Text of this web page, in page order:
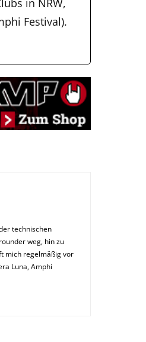
in NRW,
Festival).
technischen
weg, hin zu
mich regelmäßig vor
Luna, Amphi